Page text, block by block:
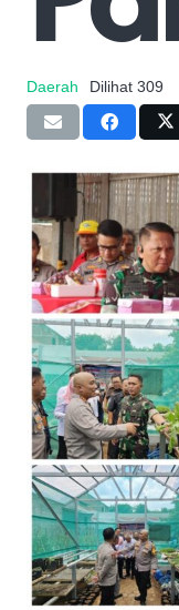
Daerah Dilihat 309